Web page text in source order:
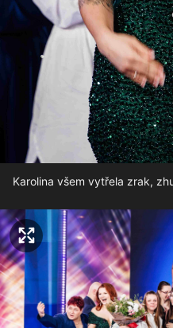
Karolina všem vytřela zrak,